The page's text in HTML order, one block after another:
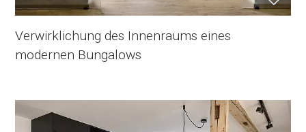
Verwirklichung des Innenraums eines
modernen Bungalows